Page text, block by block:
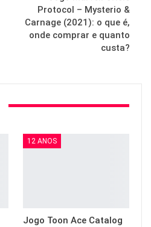
Protocol – Mysterio &
Carnage (2021): o que é,
onde comprar e quanto
custa?
12 ANOS
Jogo Toon Ace Catalog